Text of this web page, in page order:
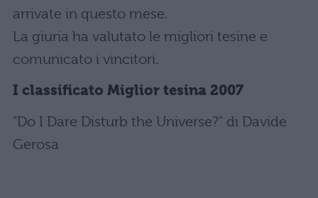
arrivate in questo mese.
La giuria ha valutato le migliori tesine e
comunicato i vincitori.
I classificato Miglior tesina 2007
"Do I Dare Disturb the Universe?" di Davide
Gerosa